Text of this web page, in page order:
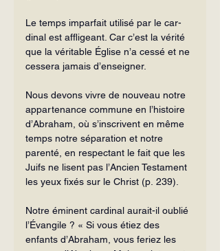
Le temps imparfait utilisé par le car­
dinal est affligeant. Car c’est la vérité
que la véritable Église n’a cessé et ne
cessera jamais d’enseigner.
Nous devons vivre de nouveau notre
appartenance commune en l’histoire
d’Abraham, où s’inscrivent en même
temps notre séparation et notre
parenté, en respectant le fait que les
Juifs ne lisent pas l’Ancien Testament
les yeux fixés sur le Christ (p. 239).
Notre éminent cardinal aurait-il ou­blié
l’Évangile ? « Si vous étiez des
enfants d’Abraham, vous feriez les